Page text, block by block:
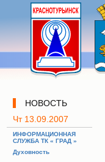
НОВОСТЬ
Чт 13.09.2007
ИНФОРМАЦИОННАЯ
СЛУЖБА ТК « ГРАД »
Духовность